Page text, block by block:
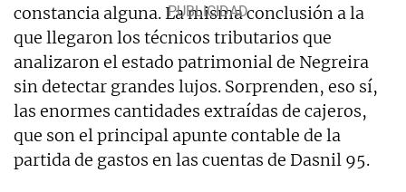
constancia alguna. La misma conclusión a la
que llegaron los técnicos tributarios que
analizaron el estado patrimonial de Negreira
sin detectar grandes lujos. Sorprenden, eso sí,
las enormes cantidades extraídas de cajeros,
que son el principal apunte contable de la
partida de gastos en las cuentas de Dasnil 95.